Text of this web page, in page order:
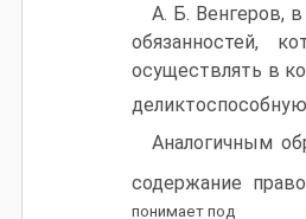
А. Б. Венгеров,
обязанностей,
осуществлять в
Аналогичным
содержание
понимает под